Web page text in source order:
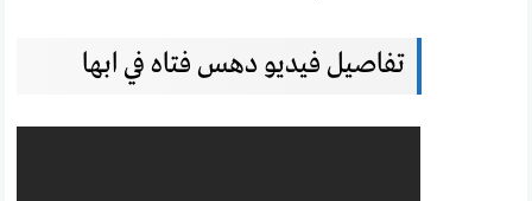
تفاصيل فيديو دهس فتاه في ابها